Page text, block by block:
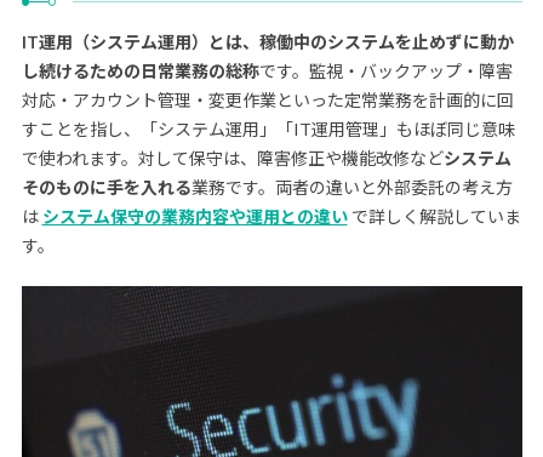
IT運用（システム運用）とは、稼働中のシステムを止めずに動か
し続けるための日常業務の総称です。監視・バックアップ・障害
対応・アカウント管理・変更作業といった定常業務を計画的に回
すことを指し、「システム運用」「IT運用管理」もほぼ同じ意味
で使われます。対して保守は、障害修正や機能改修などシステム
そのものに手を入れる業務です。両者の違いと外部委託の考え方
は システム保守の業務内容や運用との違いで詳しく解説していま
す。